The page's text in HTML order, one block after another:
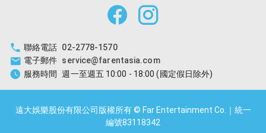
聯絡電話 02-2778-1570
電子郵件 service@farentasia.com
服務時間
週一至週五 10:00 - 18:00 (國定假日除外)
遠大娛樂股份有限公司版權所有 © Far Entertainment Co.｜統一
編號83118342